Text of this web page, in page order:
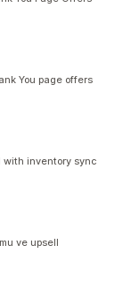
You page offers
with inventory sync
ve upsell